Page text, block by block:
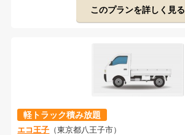
このプランを詳しく見る
軽トラック積み放題
エコ王子 （東京都八王子市）